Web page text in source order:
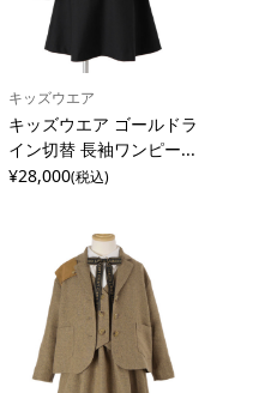
キッズウエア
キッズウエア ゴールドラ
イン切替 長袖ワンピー...
¥28,000(税込)